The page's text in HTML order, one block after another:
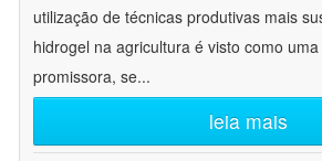
utilização de técnicas produtivas mais
hidrogel na agricultura é visto como
promissora, se...
leia mais